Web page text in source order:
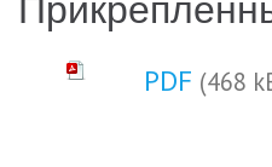
PDF (468